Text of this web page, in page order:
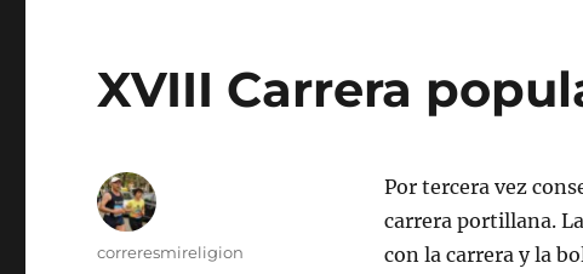
XVIII Carrera
Por tercera vez
carrera portillana.
con la carrera y la
Autor
correresmireligion